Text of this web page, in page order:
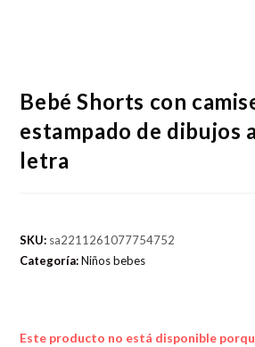
Bebé Shorts con
estampado de dibujos
letra
SKU: sa2211261077754752
Categoría:Niños bebes
Este producto no está disponible